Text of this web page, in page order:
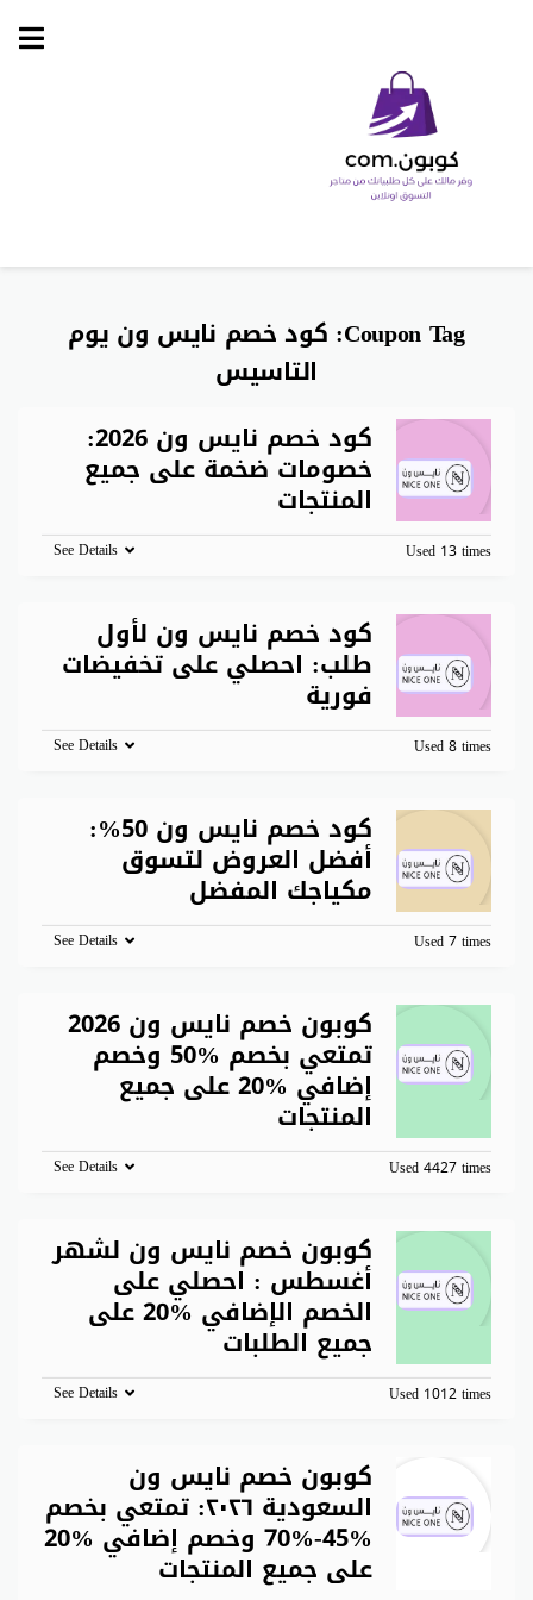
Skip
Coupon Tag: كود خصم نايس ون يوم
التاسيس
كود خصم نايس ون 2026:
خصومات ضخمة على جميع
المنتجات
Used 13 times
See Details
كود خصم نايس ون لأول
طلب: احصلي على تخفيضات
فورية
Used 8 times
See Details
كود خصم نايس ون 50%:
أفضل العروض لتسوق
مكياجك المفضل
Used 7 times
See Details
كوبون خصم نايس ون 2026
تمتعي بخصم %50 وخصم
إضافي %20 على جميع
المنتجات
Used 4427 times
See Details
كوبون خصم نايس ون لشهر
أغسطس : احصلي على
الخصم الإضافي %20 على
جميع الطلبات
Used 1012 times
See Details
كوبون خصم نايس ون
السعودية ٢٠٢٦: تمتعي بخصم
%45-%70 وخصم إضافي %20
على جميع المنتجات